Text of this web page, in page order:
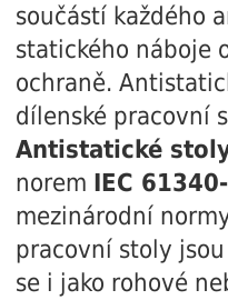
součástí každého
statického náboje
ochraně.
dílenské pracovní
Antistatické
norem IEC
mezinárodní
pracovní stoly
se i jako rohové